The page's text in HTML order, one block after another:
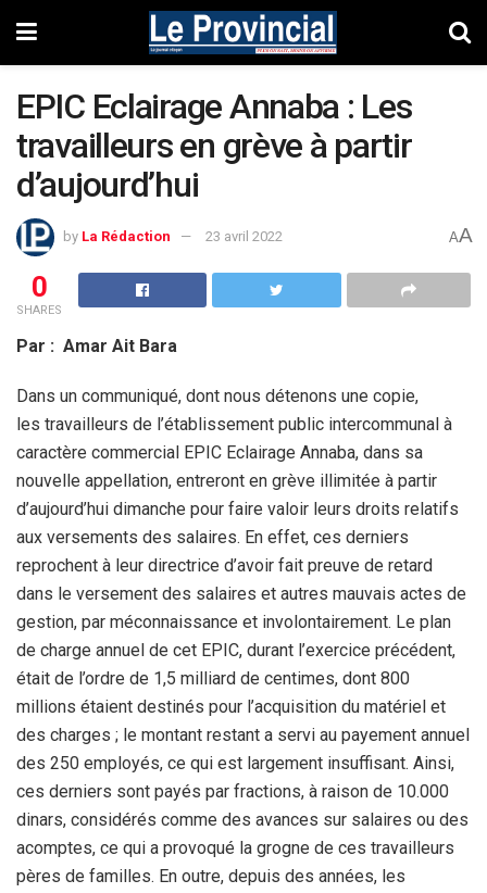
EPIC Eclairage Annaba : Les
travailleurs en grève à partir
d’aujourd’hui
by La Rédaction 23 avril 2022 AA
0
SHARES
Par : Amar Ait Bara
Dans un communiqué, dont nous détenons une copie,
les travailleurs de l’établissement public intercommunal à
caractère commercial EPIC Eclairage Annaba, dans sa
nouvelle appellation, entreront en grève illimitée à partir
d’aujourd’hui dimanche pour faire valoir leurs droits relatifs
aux versements des salaires. En effet, ces derniers
reprochent à leur directrice d’avoir fait preuve de retard
dans le versement des salaires et autres mauvais actes de
gestion, par méconnaissance et involontairement. Le plan
de charge annuel de cet EPIC, durant l’exercice précédent,
était de l’ordre de 1,5 milliard de centimes, dont 800
millions étaient destinés pour l’acquisition du matériel et
des charges ; le montant restant a servi au payement annuel
des 250 employés, ce qui est largement insuffisant. Ainsi,
ces derniers sont payés par fractions, à raison de 10.000
dinars, considérés comme des avances sur salaires ou des
acomptes, ce qui a provoqué la grogne de ces travailleurs
pères de familles. En outre, depuis des années, les